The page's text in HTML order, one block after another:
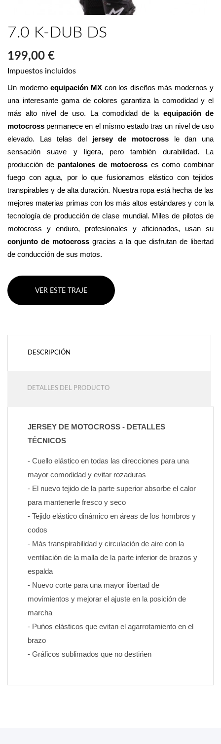
7.0 K-DUB DS
199,00 €
Impuestos incluidos
Un moderno equipación MX con los diseños más modernos y
una interesante gama de colores garantiza la comodidad y el
más alto nivel de uso. La comodidad de la equipación de
motocross permanece en el mismo estado tras un nivel de uso
elevado. Las telas del jersey de motocross le dan una
sensación suave y ligera, pero también durabilidad. La
producción de pantalones de motocross es como combinar
fuego con agua, por lo que fusionamos elástico con tejidos
transpirables y de alta duración. Nuestra ropa está hecha de las
mejores materias primas con los más altos estándares y con la
tecnología de producción de clase mundial. Miles de pilotos de
conjunto de motocross gracias a la que disfrutan de libertad
de conducción de sus motos.
VER ESTE TRAJE
DESCRIPCIÓN
DETALLES DEL PRODUCTO
JERSEY DE MOTOCROSS - DETALLES
TÉCNICOS
- Cuello elástico en todas las direcciones para una
mayor comodidad y evitar rozaduras
- El nuevo tejido de la parte superior absorbe el calor
para mantenerle fresco y seco
- Tejido elástico dinámico en áreas de los hombros y
codos
- Más transpirabilidad y circulación de aire con la
ventilación de la malla de la parte inferior de brazos y
espalda
- Nuevo corte para una mayor libertad de
movimientos y mejorar el ajuste en la posición de
marcha
- Puńos elásticos que evitan el agarrotamiento en el
brazo
- Gráficos sublimados que no destińen